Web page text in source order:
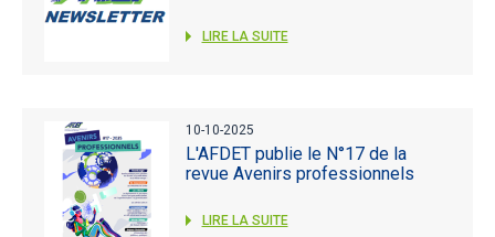
LIRE LA SUITE
10-10-2025
L'AFDET publie le N°17 de la
revue Avenirs professionnels
LIRE LA SUITE